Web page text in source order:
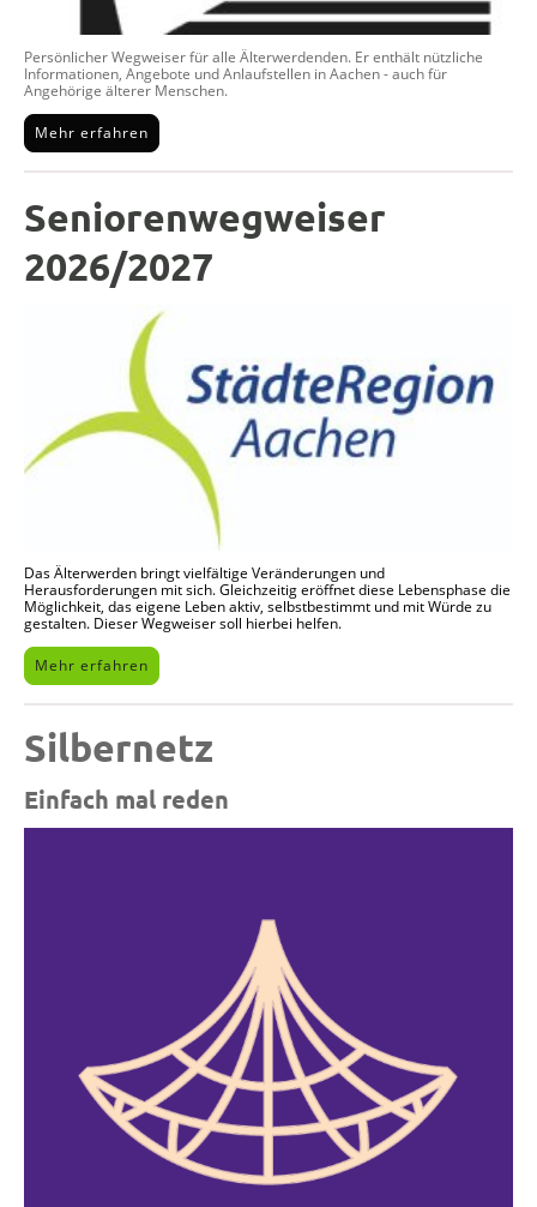
Persönlicher Wegweiser für alle Älterwerdenden. Er enthält nützliche
Informationen, Angebote und Anlaufstellen in Aachen - auch für
Angehörige älterer Menschen.
Mehr erfahren
Seniorenwegweiser
2026/2027
Das Älterwerden bringt vielfältige Veränderungen und
Herausforderungen mit sich. Gleichzeitig eröffnet diese Lebensphase die
Möglichkeit, das eigene Leben aktiv, selbstbestimmt und mit Würde zu
gestalten. Dieser Wegweiser soll hierbei helfen.
Mehr erfahren
Silbernetz
Einfach mal reden